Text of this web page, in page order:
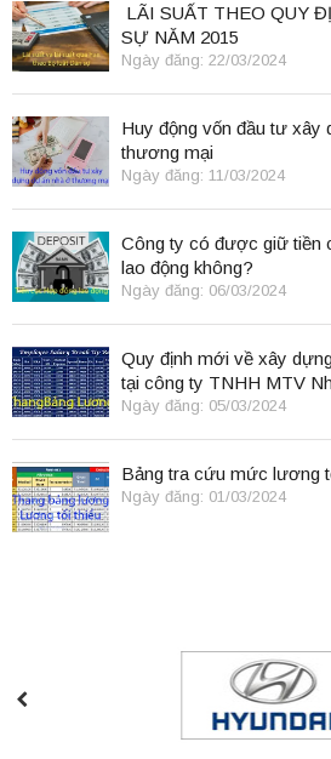
LÃI SUẤT THEO QUY
SỰ NĂM 2015
Ngày đăng: 22/03/2024
Huy động vốn đầu tư xây
thương mại
Ngày đăng: 11/03/2024
Công ty có được giữ tiền
lao động không?
Ngày đăng: 06/03/2024
Quy định mới về xây
tại công ty TNHH MTV
điều lệ
Ngày đăng: 05/03/2024
Bảng tra cứu mức lương
Ngày đăng: 01/03/2024